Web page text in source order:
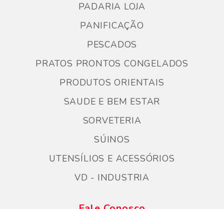
PADARIA LOJA
PANIFICAÇÃO
PESCADOS
PRATOS PRONTOS CONGELADOS
PRODUTOS ORIENTAIS
SAUDE E BEM ESTAR
SORVETERIA
SÚINOS
UTENSÍLIOS E ACESSÓRIOS
VD - INDUSTRIA